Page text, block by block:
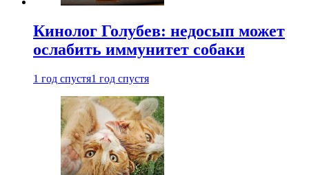
Кинолог Голубев: недосып может
ослабить иммунитет собаки
1 год спустя1 год спустя